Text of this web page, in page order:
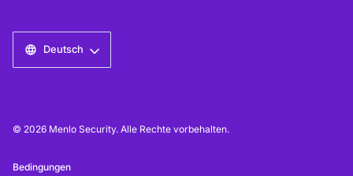
Deutsch
© 2026 Menlo Security. Alle Rechte vorbehalten.
Bedingungen